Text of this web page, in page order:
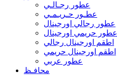
عطور رجـالـي
عطـور حـريـمـي
عطور رجالي اورجينال
عطور حريمي اورجينال
اطقم اورجينال رجالي
اطقم اورجينال حريمي
عطور عربي
محافـظ